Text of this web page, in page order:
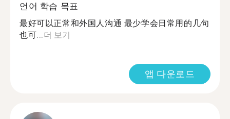
언어 학습 목표
最好可以正常和外国人沟通 最少学会日常用的几句
也可... 더 보기
앱 다운로드